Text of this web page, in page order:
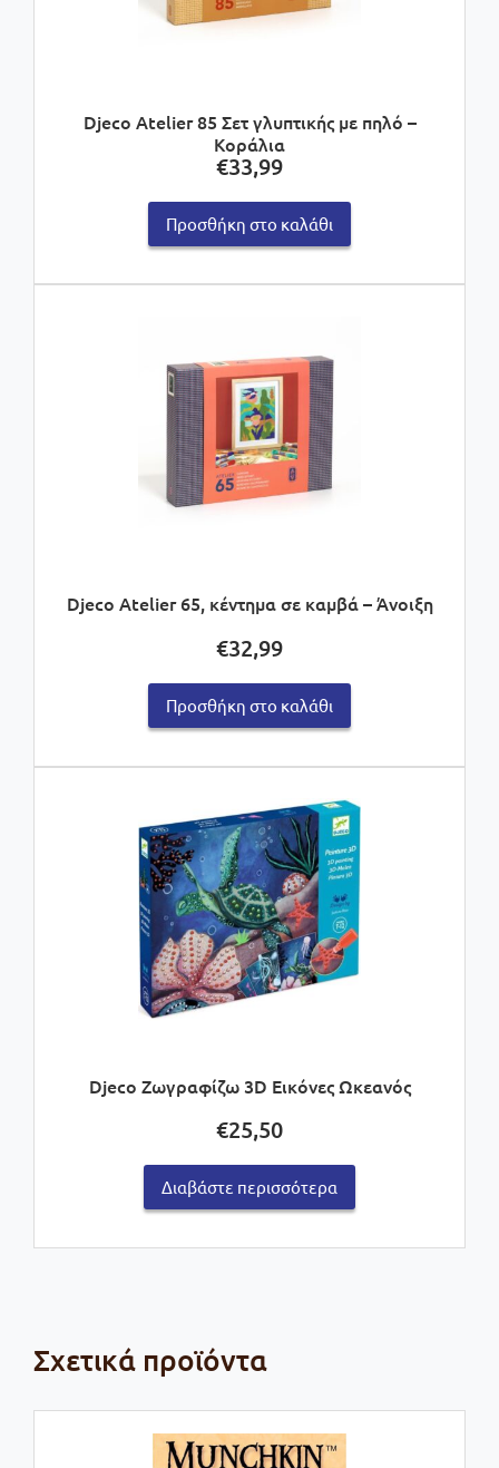
Djeco Atelier 85 Σετ γλυπτικής με πηλό –
Κοράλια
€33,99
Προσθήκη στο καλάθι
Djeco Atelier 65, κέντημα σε καμβά – Άνοιξη
€32,99
Προσθήκη στο καλάθι
Djeco Ζωγραφίζω 3D Εικόνες Ωκεανός
€25,50
Διαβάστε περισσότερα
Σχετικά προϊόντα